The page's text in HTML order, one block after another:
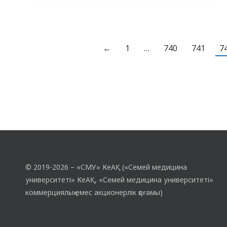
тыс пневмонияны диагностикалау мен
← 1 … 740 741
© 2019-2026 – «СМУ» КеАҚ («Семей медицина
университеті» КеАҚ, «Семей медицина университеті»
коммерциялық емес акционерлік қоғамы)